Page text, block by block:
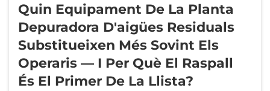
Quin Equipament De La Planta
Depuradora D'aigües Residuals
Substitueixen Més Sovint Els
Operaris — I Per Què El Raspall
És El Primer De La Llista?